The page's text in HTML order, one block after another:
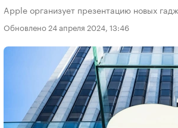
Apple организует презентацию новых
Обновлено 24 апреля 2024, 13:46